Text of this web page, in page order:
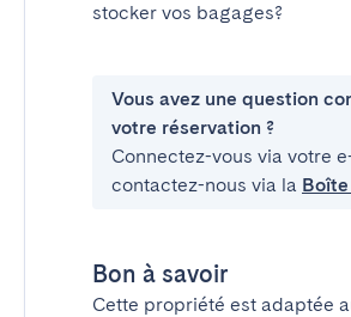
stocker vos bagages?
Vous avez une question
votre réservation ?
Connectez-vous via votre
contactez-nous via la
Bon à savoir
Cette propriété est adaptée